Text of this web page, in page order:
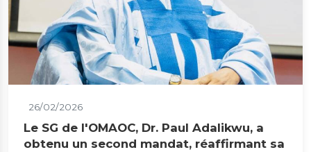
26/02/2026
Le SG de l'OMAOC, Dr. Paul Adalikwu, a
obtenu un second mandat, réaffirmant sa